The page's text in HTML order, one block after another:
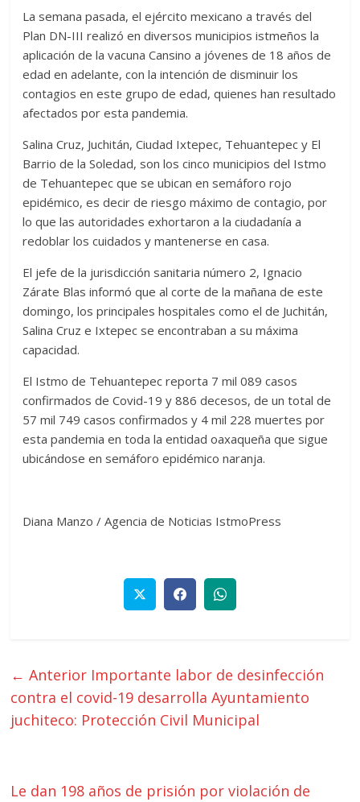
La semana pasada, el ejército mexicano a través del
Plan DN-III realizó en diversos municipios istmeños la
aplicación de la vacuna Cansino a jóvenes de 18 años de
edad en adelante, con la intención de disminuir los
contagios en este grupo de edad, quienes han resultado
afectados por esta pandemia.
Salina Cruz, Juchitán, Ciudad Ixtepec, Tehuantepec y El
Barrio de la Soledad, son los cinco municipios del Istmo
de Tehuantepec que se ubican en semáforo rojo
epidémico, es decir de riesgo máximo de contagio, por
lo que las autoridades exhortaron a la ciudadanía a
redoblar los cuidados y mantenerse en casa.
El jefe de la jurisdicción sanitaria número 2, Ignacio
Zárate Blas informó que al corte de la mañana de este
domingo, los principales hospitales como el de Juchitán,
Salina Cruz e Ixtepec se encontraban a su máxima
capacidad.
El Istmo de Tehuantepec reporta 7 mil 089 casos
confirmados de Covid-19 y 886 decesos, de un total de
57 mil 749 casos confirmados y 4 mil 228 muertes por
esta pandemia en toda la entidad oaxaqueña que sigue
ubicándose en semáforo epidémico naranja.
Diana Manzo / Agencia de Noticias IstmoPress
← Anterior Importante labor de desinfección
contra el covid-19 desarrolla Ayuntamiento
juchiteco: Protección Civil Municipal
Le dan 198 años de prisión por violación de